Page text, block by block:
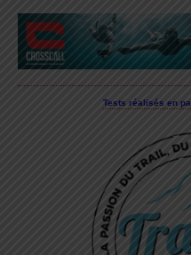
Tests réalisés en